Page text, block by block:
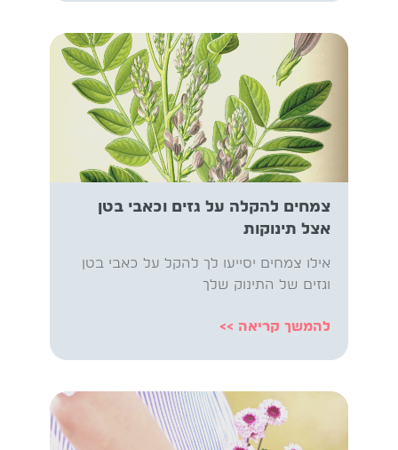
צמחים להקלה על גזים וכאבי בטן
אצל תינוקות
אילו צמחים יסייעו לך להקל על כאבי בטן
וגזים של התינוק שלך
להמשך קריאה >>